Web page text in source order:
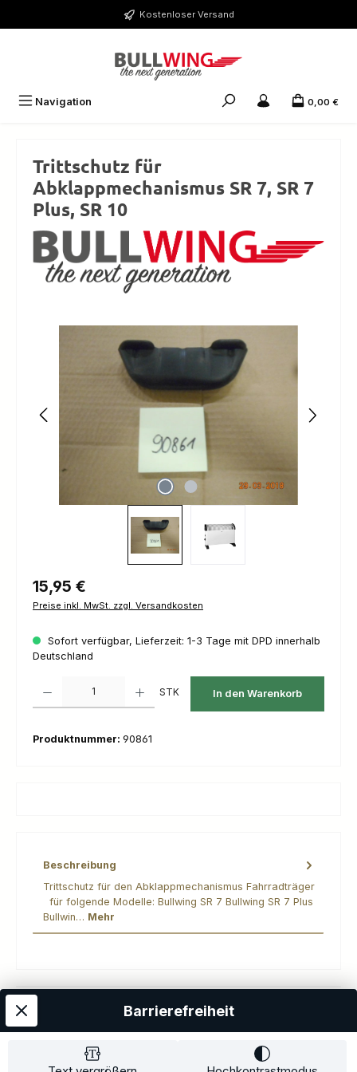
Zum Hauptinhalt springen Kostenloser Versand
Navigation 0,00 €
Trittschutz für
Abklappmechanismus SR 7, SR 7
Plus, SR 10
Regulärer Preis:
15,95 €
Preise inkl. MwSt. zzgl. Versandkosten
Sofort verfügbar, Lieferzeit: 1-3 Tage mit DPD innerhalb
Deutschland
STK In den Warenkorb
Produktnummer: 90861
Beschreibung
Trittschutz für den Abklappmechanismus Fahrradträger
für folgende Modelle: Bullwing SR 7 Bullwing SR 7 Plus
Bullwin… Mehr
Kostenloser Versand
Datenschutz
Widerrufsrecht
Widerrufsformular
Zahlung und Versand
Barrierefreiheit